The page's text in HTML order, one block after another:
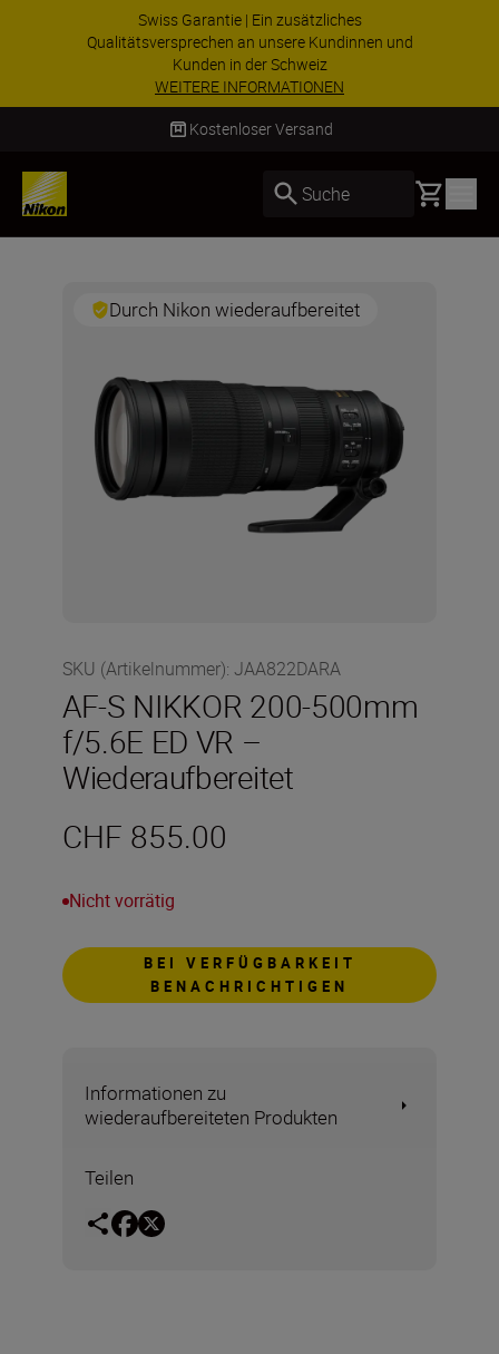
Swiss Garantie | Ein zusätzliches
Qualitätsversprechen an unsere Kundinnen und
Kunden in der Schweiz
WEITERE INFORMATIONEN
Kostenloser Versand
Suche Basket
Durch Nikon wiederaufbereitet
SKU (Artikelnummer): JAA822DARA
AF-S NIKKOR 200-500mm
f/5.6E ED VR –
Wiederaufbereitet
CHF 855.00
Nicht vorrätig
BEI VERFÜGBARKEIT
BENACHRICHTIGEN
Informationen zu
wiederaufbereiteten Produkten
Teilen